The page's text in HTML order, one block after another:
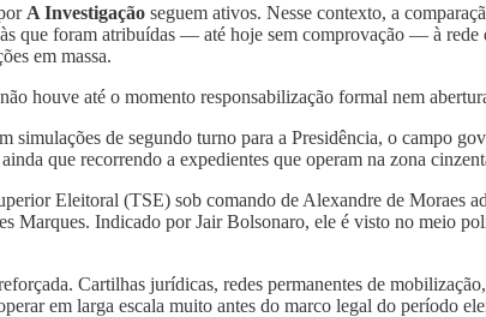
A Investigação seguem ativos. Nesse contexto, a
que foram atribuídas — até hoje sem comprovação — à
em massa.
houve até o momento responsabilização formal nem
simulações de segundo turno para a Presidência, o campo
que recorrendo a expedientes que operam na zona
Eleitoral (TSE) sob comando de Alexandre de Moraes
Indicado por Jair Bolsonaro, ele é visto no meio
Cartilhas jurídicas, redes permanentes de
em larga escala muito antes do marco legal do período